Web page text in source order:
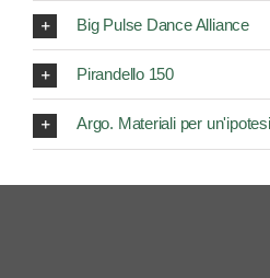
Big Pulse Dance Alliance
Pirandello 150
Argo. Materiali per